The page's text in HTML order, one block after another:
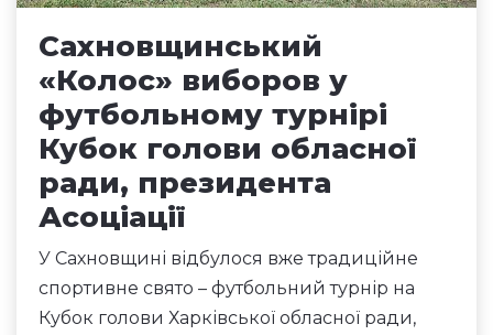
Сахновщинський
«Колос» виборов у
футбольному турнірі
Кубок голови обласної
ради, президента
Асоціації
У Сахновщині відбулося вже традиційне
спортивне свято – футбольний турнір на
Кубок голови Харківської обласної ради,